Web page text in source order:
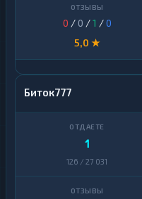
0 / 0 /1 /0
5,0 ★
Биток777
1
126 / 27 031